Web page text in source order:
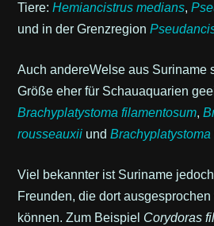
Tiere:Hemiancistrus medians,
und in der Grenzregion
Auch andereWelse aus Suriname
Größe eher für Schauaquarien
Brachyplatystoma filamentosum,
rousseauxii und
Viel bekannter ist Suriname
Freunden, die dort
können. Zum Beispiel Corydoras